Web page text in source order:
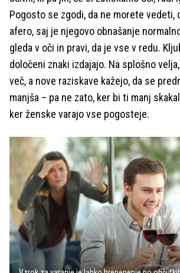
Pogosto se zgodi, da ne morete vedeti,
afero, saj je njegovo obnašanje
gleda v oči in pravi, da je vse v redu.
določeni znaki izdajajo. Na splošno
več, a nove raziskave kažejo, da se
manjša – pa ne zato, ker bi ti manj
ker ženske varajo vse pogosteje.